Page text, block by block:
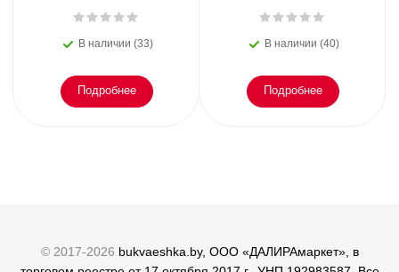
В наличии (33)
Подробнее
В наличии (40)
Подробнее
© 2017-2026 bukvaeshka.by, ООО «ДАЛИРАмаркет», в